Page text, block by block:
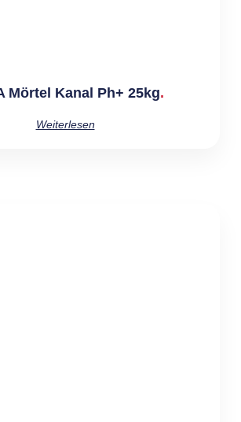
Mörtel Kanal Ph+ 25kg
Weiterlesen